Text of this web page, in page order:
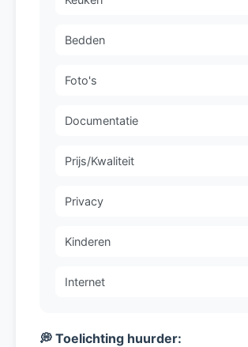
Bedden
Foto's
Documentatie
Prijs/Kwaliteit
Privacy
Kinderen
Internet
💭 Toelichting huurder: